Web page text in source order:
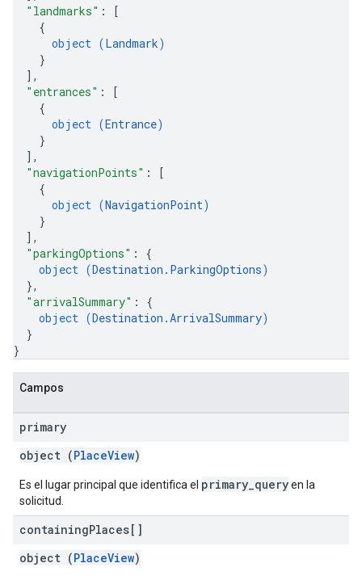
"landmarks" :
[
{
object (Landmark)
}
] ,
"entrances" :
[
{
object (Entrance)
}
] ,
"navigationPoints" :
[
{
object (NavigationPoint)
}
] ,
"parkingOptions" : {
object (Destination.ParkingOptions)
},
"arrivalSummary" : {
object (Destination.ArrivalSummary)
}
}
Campos
primary
object (PlaceView)
Es el lugar principal que identifica el primary_queryen la
solicitud.
containingPlaces[]
object (PlaceView)